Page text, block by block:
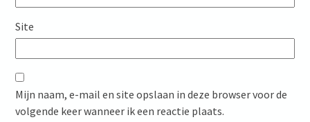
Site
Mijn naam, e-mail en site opslaan in deze browser voor de
volgende keer wanneer ik een reactie plaats.